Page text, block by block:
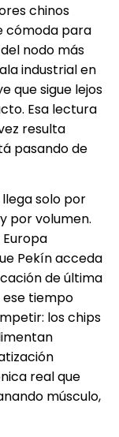
chinos
cómoda para
nodo más
industrial en
que sigue lejos
Esa lectura
resulta
pasando de
solo por
por volumen.
Pekín acceda
de última
tiempo
los chips
real que
músculo,